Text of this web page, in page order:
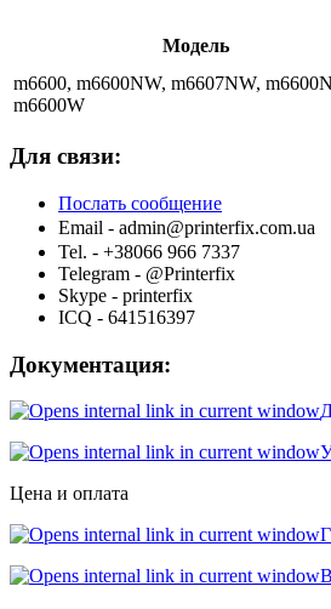
Модель
m6600, m6600NW, m6607NW,
m6600W
Для связи:
Послать сообщение
Email - admin@printerfix.com.ua
Tel. - +38066 966 7337
Telegram - @Printerfix
Skype - printerfix
ICQ - 641516397
Документация:
Цена и оплата